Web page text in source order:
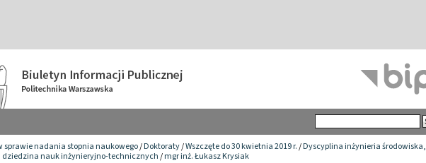
sprawie nadania stopnia naukowego/Doktoraty/Wszczęte do 30 kwietnia 2019 r./Dyscyplina inżynieria środowiska,
dziedzina nauk inżynieryjno-technicznych/mgr inż. Łukasz Krysiak